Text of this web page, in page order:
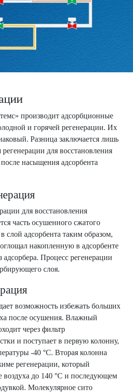
производит адсорбционные
и горячей регенерации. Их
Разница заключается лишь
для восстановления
насыщения адсорбента
для восстановления
часть осушенного сжатого
слой адсорбента таким образом,
накопленную в адсорбенте
адсорбера. Процесс регенерации
слоя.
возможность избежать больших
после осушения. Влажный
через фильтр
и поступает в первую колонну,
-40 °С. Вторая колонна
регенерации, который
воздуха до 140 °С и последующем
Молекулярное сито